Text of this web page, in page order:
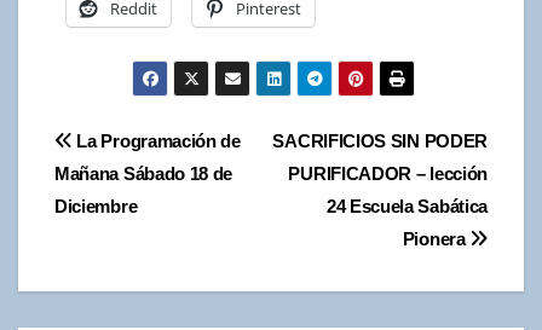
Reddit Pinterest
Navegación
de
SACRIFICIOS SIN PODER
PURIFICADOR – lección
24 Escuela Sabática
Pionera
La Programación de
Mañana Sábado 18 de
Diciembre